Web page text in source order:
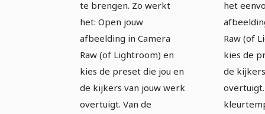
te brengen. Zo werkt
het: Open jouw
afbeelding in Camera
Raw (of Lightroom) en
kies de preset die jou en
de kijkers van jouw werk
overtuigt. Van de
het
Raw (of
kies de
de